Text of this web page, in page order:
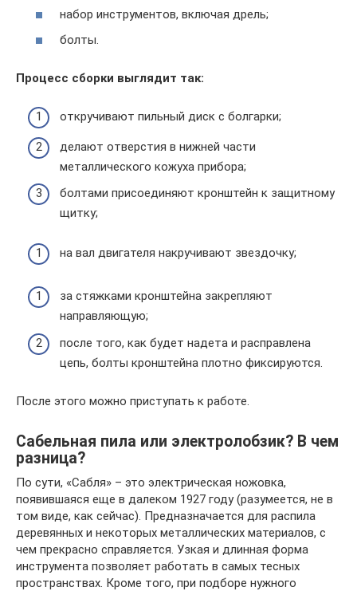
набор инструментов, включая дрель;
болты.
Процесс сборки выглядит так:
откручивают пильный диск с болгарки;
делают отверстия в нижней части
металлического кожуха прибора;
болтами присоединяют кронштейн к защитному
щитку;
на вал двигателя накручивают звездочку;
за стяжками кронштейна закрепляют
направляющую;
после того, как будет надета и расправлена
цепь, болты кронштейна плотно фиксируются.
После этого можно приступать к работе.
Сабельная пила или электролобзик? В чем
разница?
По сути, «Сабля» – это электрическая ножовка,
появившаяся еще в далеком 1927 году (разумеется, не в
том виде, как сейчас). Предназначается для распила
деревянных и некоторых металлических материалов, с
чем прекрасно справляется. Узкая и длинная форма
инструмента позволяет работать в самых тесных
пространствах. Кроме того, при подборе нужного